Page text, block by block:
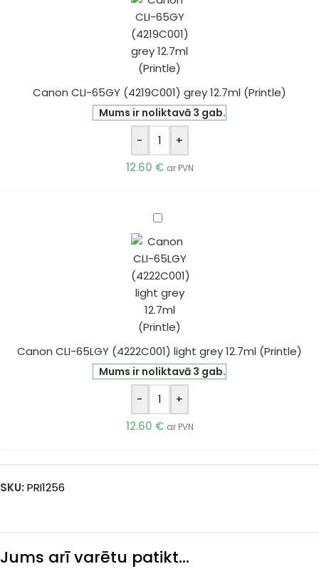
65GY
(4219C001)
grey
12.7ml
(Printle)
Canon CLI-65GY (4219C001) grey 12.7ml (Printle)
Mums ir noliktavā 3 gab.
-
+
12.60 € ar PVN
Canon
65LGY
(4222C001)
grey
12.7ml
(Printle)
Canon CLI-65LGY (4222C001) light grey 12.7ml (Printle)
Mums ir noliktavā 3 gab.
-
+
12.60 € ar PVN
SKU: PRI1256
Jums arī varētu patikt…